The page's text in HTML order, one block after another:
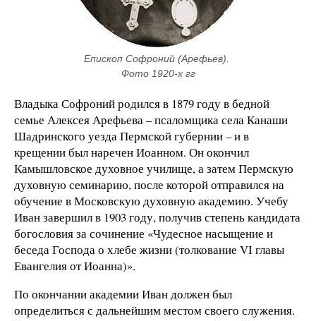
Епископ Софроний (Арефьев).
Фото 1920-х гг
Владыка Софроний родился в 1879 году в бедной
семье Алексея Арефьева – псаломщика села Канаши
Шадринского уезда Пермской губернии – и в
крещении был наречен Иоанном. Он окончил
Камышловское духовное училище, а затем Пермскую
духовную семинарию, после которой отправился на
обучение в Московскую духовную академию. Учебу
Иван завершил в 1903 году, получив степень кандидата
богословия за сочинение «Чудесное насыщение и
беседа Господа о хлебе жизни (толкование VI главы
Евангелия от Иоанна)».
По окончании академии Иван должен был
определиться с дальнейшим местом своего служения.